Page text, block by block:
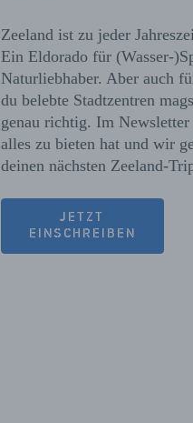
Zeeland ist zu jeder
Ein Eldorado für (Wasser-
Naturliebhaber. Aber auch
du belebte Stadtzentren
genau richtig. Im
alles zu bieten hat und wir
deinen nächsten Zeeland-
JETZT
EINSCHREIBEN